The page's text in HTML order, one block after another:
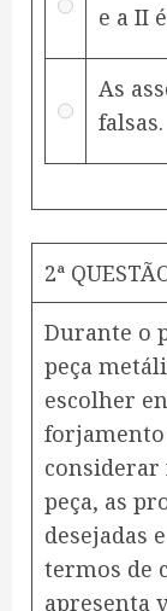
e a II
As
falsas.
2ª
Durante o
peça
escolher
forjamento
considerar
peça, as
desejadas
termos de
apresenta